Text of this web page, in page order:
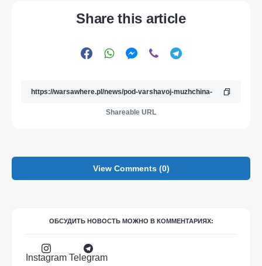
Share this article
Shareable URL
View Comments (0)
ОБСУДИТЬ НОВОСТЬ МОЖНО В КОММЕНТАРИЯХ:
Instagram Telegram